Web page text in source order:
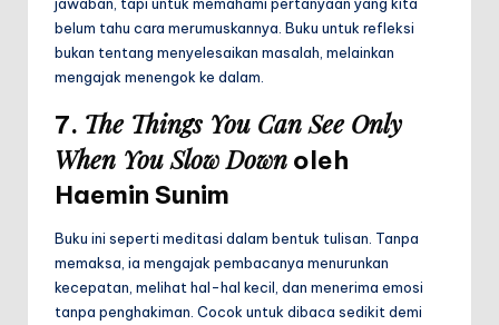
belum tahu cara merumuskannya. Buku untuk refleksi
bukan tentang menyelesaikan masalah, melainkan
mengajak menengok ke dalam.
7. The Things You Can See Only
When You Slow Down oleh
Haemin Sunim
Buku ini seperti meditasi dalam bentuk tulisan. Tanpa
memaksa, ia mengajak pembacanya menurunkan
kecepatan, melihat hal-hal kecil, dan menerima emosi
tanpa penghakiman. Cocok untuk dibaca sedikit demi